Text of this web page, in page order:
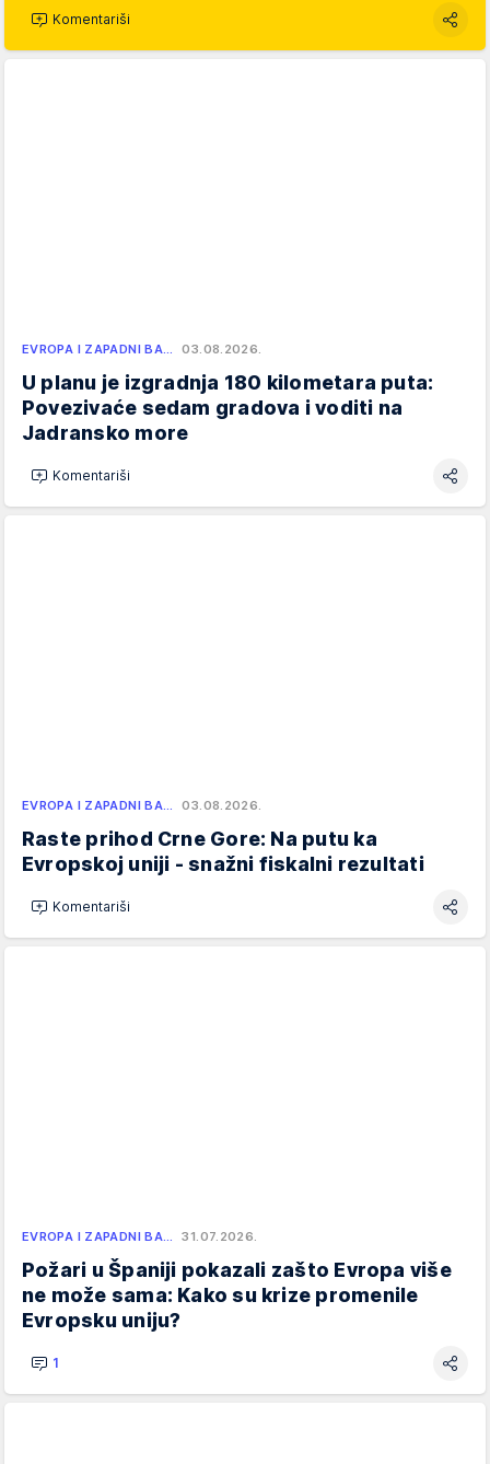
Komentariši
EVROPA I ZAPADNI BA… 03.08.2026.
U planu je izgradnja 180 kilometara puta:
Povezivaće sedam gradova i voditi na
Jadransko more
Komentariši
EVROPA I ZAPADNI BA… 03.08.2026.
Raste prihod Crne Gore: Na putu ka
Evropskoj uniji - snažni fiskalni rezultati
Komentariši
EVROPA I ZAPADNI BA… 31.07.2026.
Požari u Španiji pokazali zašto Evropa više
ne može sama: Kako su krize promenile
Evropsku uniju?
1